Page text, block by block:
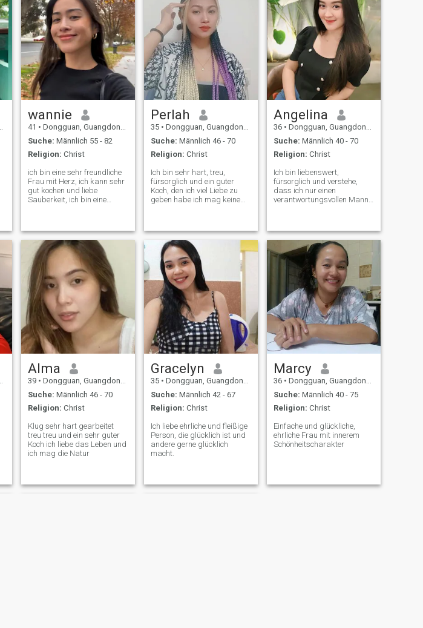
wannie
41 • Dongguan, Guangdong, Volksrep. China
Suche: Männlich 55 - 82
Religion: Christ
ich bin eine sehr freundliche
Frau mit Herz, ich kann sehr
gut kochen und liebe
Sauberkeit, ich bin eine
liebevoll ist
Perlah
35 • Dongguan, Guangdong, Volksrep. China
Suche: Männlich 46 - 70
Religion: Christ
Ich bin sehr hart, treu,
fürsorglich und ein guter
Koch, den ich viel Liebe zu
geben habe ich mag keine
mich genießen. Ich liebe das
Leben und ich bin glücklich,
ein glückliches Mädchen zu
sein
Angelina
36 • Dongguan, Guangdong, Volksrep. China
Suche: Männlich 40 - 70
Religion: Christ
Ich bin liebenswert,
fürsorglich und verstehe,
dass ich nur einen
verantwortungsvollen Mann
Alma
39 • Dongguan, Guangdong, Volksrep. China
Suche: Männlich 46 - 70
Religion: Christ
Klug sehr hart gearbeitet
treu treu und ein sehr guter
Koch ich liebe das Leben und
ich mag die Natur
Gracelyn
35 • Dongguan, Guangdong, Volksrep. China
Suche: Männlich 42 - 67
Religion: Christ
Ich liebe ehrliche und fleißige
Person, die glücklich ist und
andere gerne glücklich
macht.
Marcy
36 • Dongguan, Guangdong, Volksrep. China
Suche: Männlich 40 - 75
Religion: Christ
Einfache und glückliche,
ehrliche Frau mit innerem
Schönheitscharakter